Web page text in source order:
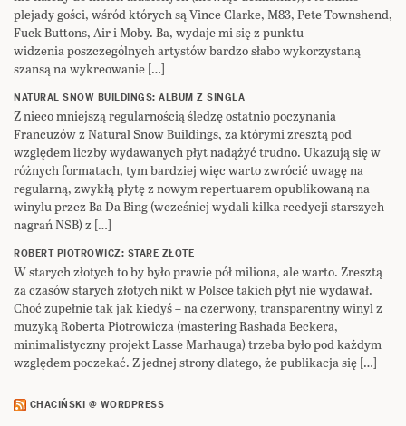
plejady gości, wśród których są Vince Clarke, M83, Pete Townshend,
Fuck Buttons, Air i Moby. Ba, wydaje mi się z punktu
widzenia poszczególnych artystów bardzo słabo wykorzystaną
szansą na wykreowanie […]
NATURAL SNOW BUILDINGS: ALBUM Z SINGLA
Z nieco mniejszą regularnością śledzę ostatnio poczynania
Francuzów z Natural Snow Buildings, za którymi zresztą pod
względem liczby wydawanych płyt nadążyć trudno. Ukazują się w
różnych formatach, tym bardziej więc warto zwrócić uwagę na
regularną, zwykłą płytę z nowym repertuarem opublikowaną na
winylu przez Ba Da Bing (wcześniej wydali kilka reedycji starszych
nagrań NSB) z […]
ROBERT PIOTROWICZ: STARE ZŁOTE
W starych złotych to by było prawie pół miliona, ale warto. Zresztą
za czasów starych złotych nikt w Polsce takich płyt nie wydawał.
Choć zupełnie tak jak kiedyś – na czerwony, transparentny winyl z
muzyką Roberta Piotrowicza (mastering Rashada Beckera,
minimalistyczny projekt Lasse Marhauga) trzeba było pod każdym
względem poczekać. Z jednej strony dlatego, że publikacja się […]
CHACIŃSKI @ WORDPRESS